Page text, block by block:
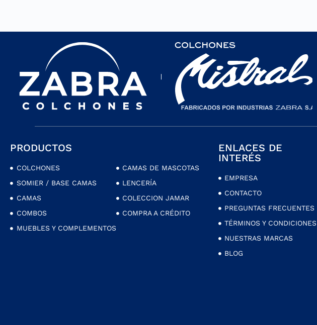
PRODUCTOS
COLCHONES
SOMIER / BASE CAMAS
CAMAS
COMBOS
MUEBLES Y COMPLEMENTOS
CAMAS DE MASCOTAS
LENCERÍA
COLECCION JAMAR
COMPRA A CRÉDITO
ENLACES DE
INTERÉS
EMPRESA
CONTACTO
PREGUNTAS FRECUENTES
TÉRMINOS Y CONDICIONES
NUESTRAS MARCAS
BLOG